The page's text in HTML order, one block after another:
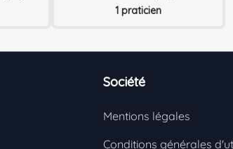
1 praticien
Société
Mentions légales
Conditions générales